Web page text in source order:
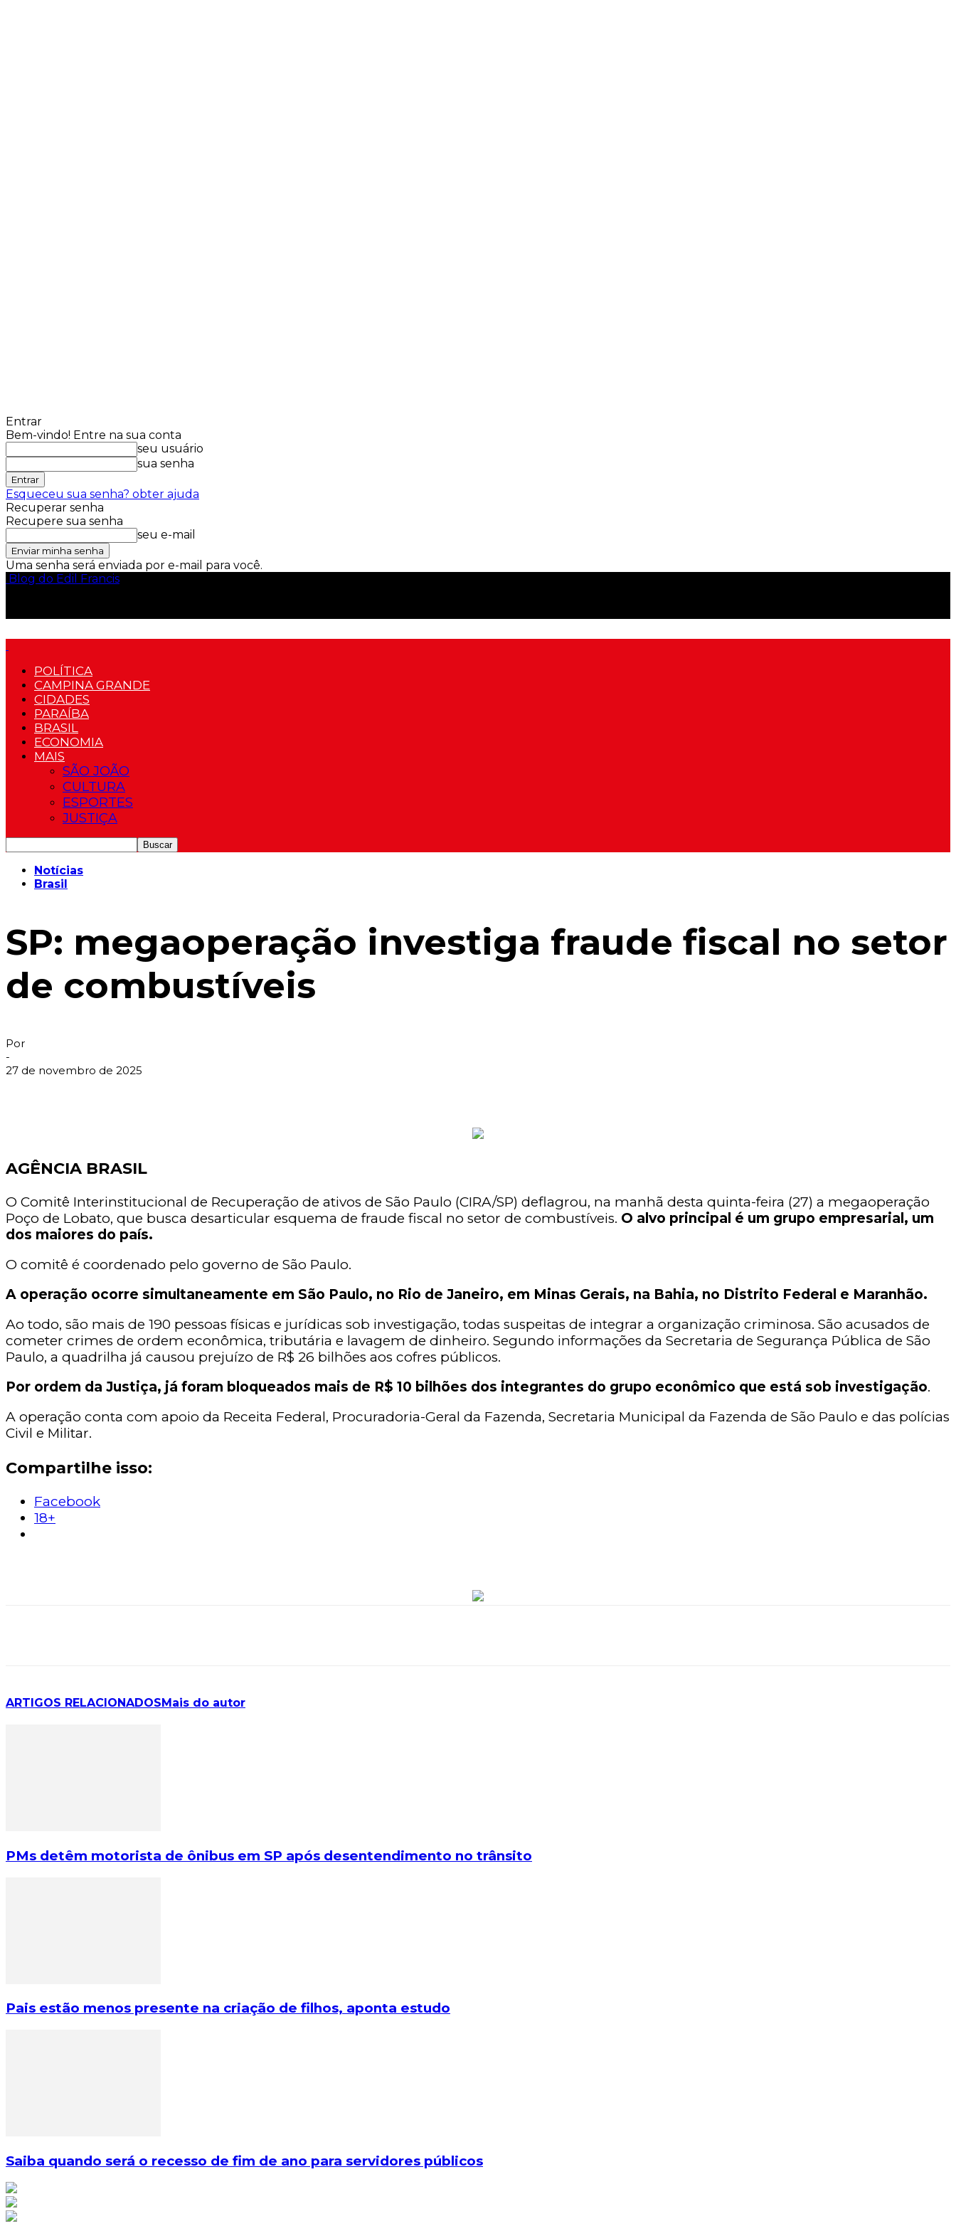
Entrar
Bem-vindo! Entre na sua conta
seu usuário
sua senha
Esqueceu sua senha? obter ajuda
Recuperar senha
Recupere sua senha
seu e-mail
Uma senha será enviada por e-mail para você.
Blog do Edil Francis
POLÍTICA
CAMPINA GRANDE
CIDADES
PARAÍBA
BRASIL
ECONOMIA
MAIS
SÃO JOÃO
CULTURA
ESPORTES
JUSTIÇA
Notícias
Brasil
SP: megaoperação investiga fraude fiscal no setor
de combustíveis
Por
-
27 de novembro de 2025
AGÊNCIA BRASIL
O Comitê Interinstitucional de Recuperação de ativos de São Paulo (CIRA/SP) deflagrou, na manhã desta quinta-feira (27) a megaoperação
Poço de Lobato, que busca desarticular esquema de fraude fiscal no setor de combustíveis. O alvo principal é um grupo empresarial, um
dos maiores do país.
O comitê é coordenado pelo governo de São Paulo.
A operação ocorre simultaneamente em São Paulo, no Rio de Janeiro, em Minas Gerais, na Bahia, no Distrito Federal e Maranhão.
Ao todo, são mais de 190 pessoas físicas e jurídicas sob investigação, todas suspeitas de integrar a organização criminosa. São acusados de
cometer crimes de ordem econômica, tributária e lavagem de dinheiro. Segundo informações da Secretaria de Segurança Pública de São
Paulo, a quadrilha já causou prejuízo de R$ 26 bilhões aos cofres públicos.
Por ordem da Justiça, já foram bloqueados mais de R$ 10 bilhões dos integrantes do grupo econômico que está sob investigação.
A operação conta com apoio da Receita Federal, Procuradoria-Geral da Fazenda, Secretaria Municipal da Fazenda de São Paulo e das polícias
Civil e Militar.
Compartilhe isso:
Facebook
18+
ARTIGOS RELACIONADOSMais do autor
PMs detêm motorista de ônibus em SP após desentendimento no trânsito
Pais estão menos presente na criação de filhos, aponta estudo
Saiba quando será o recesso de fim de ano para servidores públicos